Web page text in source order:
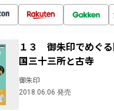
１３ 御朱印でめぐ
国三十三所と古寺
御朱印
2018.06.06 発売